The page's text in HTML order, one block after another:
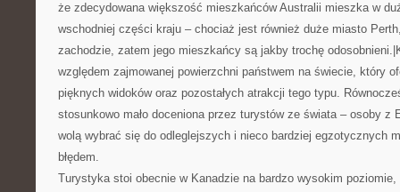
że zdecydowana większość mieszkańców Australii mieszka w
wschodniej części kraju – chociaż jest również duże miasto
zachodzie, zatem jego mieszkańcy są jakby trochę
względem zajmowanej powierzchni państwem na świecie, który
pięknych widoków oraz pozostałych atrakcji tego typu.
stosunkowo mało doceniona przez turystów ze świata – osoby z
wolą wybrać się do odleglejszych i nieco bardziej egzotycznych
błędem.
Turystyka stoi obecnie w Kanadzie na bardzo wysokim